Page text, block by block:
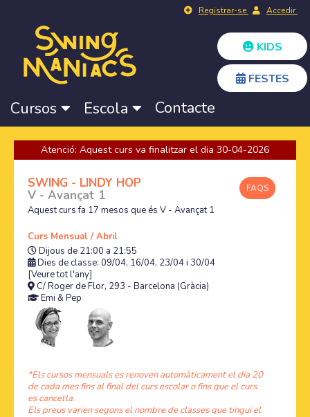
Registrar-se Accedir
KIDS
FESTES
Cursos Escola Contacte
Atenció: Aquest curs va finalitzar el dia 30-04-2026
FAQS
SWING - LINDY HOP
V - Avançat 1
Aquest curs fa 17 mesos que és V - Avançat 1
Curs Mensual / Abril
Dijous de 21:00 a 21:55
Dies de classe: 09/04, 16/04, 23/04 i 30/04
[Veure tot l'any]
C/ Roger de Flor, 293 - Barcelona (Gràcia)
Emi & Pep
*Els cursos mensuals es renoven automàticament el dia 20
de cada mes fins al final del curs escolar o fins que el curs
es cancel·la.
Els preus varien segons el nombre de classes que tingui el